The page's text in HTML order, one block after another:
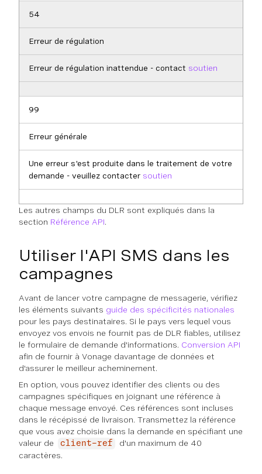
54
Erreur de régulation
Erreur de régulation inattendue - contact soutien
99
Erreur générale
Une erreur s'est produite dans le traitement de votre
demande - veuillez contacter soutien
Les autres champs du DLR sont expliqués dans la
section Référence API.
Utiliser l'API SMS dans les
campagnes
Avant de lancer votre campagne de messagerie, vérifiez
les éléments suivants guide des spécificités nationales
pour les pays destinataires. Si le pays vers lequel vous
envoyez vos envois ne fournit pas de DLR fiables, utilisez
le formulaire de demande d'informations. Conversion API
afin de fournir à Vonage davantage de données et
d'assurer le meilleur acheminement.
En option, vous pouvez identifier des clients ou des
campagnes spécifiques en joignant une référence à
chaque message envoyé. Ces références sont incluses
dans le récépissé de livraison. Transmettez la référence
que vous avez choisie dans la demande en spécifiant une
valeur de
client-ref
d'un maximum de 40
caractères.